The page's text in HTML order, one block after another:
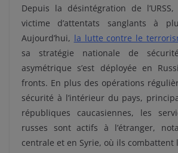
Depuis la désintégration de
victime d’attentats sanglants à
Aujourd’hui, la lutte contre le
sa stratégie nationale de
asymétrique s’est déployée en
fronts. En plus des opérations
sécurité à l’intérieur du pays,
républiques caucasiennes, les
russes sont actifs à l’étranger,
centrale et en Syrie, où ils combattent